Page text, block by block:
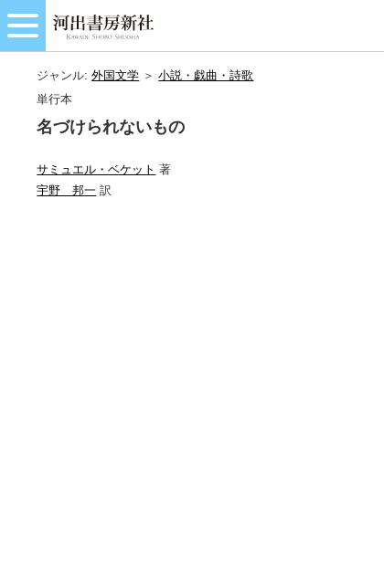
ジャンル:外国文学 ＞小説・戯曲・詩歌
単行本
名づけられないもの
サミュエル・ベケット 著
宇野 邦一 訳